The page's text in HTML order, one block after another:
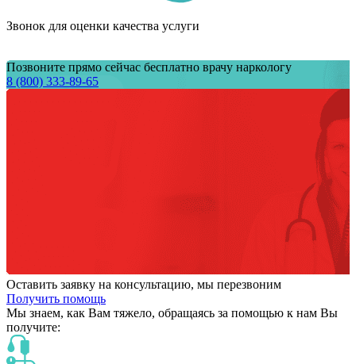
Звонок для оценки качества услуги
Позвоните прямо сейчас бесплатно врачу наркологу
8 (800) 333-89-65
Оставить заявку на консультацию, мы перезвоним
Получить помощь
Мы знаем, как Вам тяжело, обращаясь за помощью к нам Вы
получите: